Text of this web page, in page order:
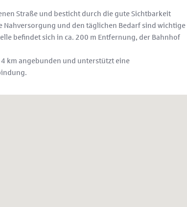
Straße und besticht durch die gute Sichtbarkeit
Nahversorgung und den täglichen Bedarf sind wichtige
befindet sich in ca. 200 m Entfernung, der Bahnhof
km angebunden und unterstützt eine